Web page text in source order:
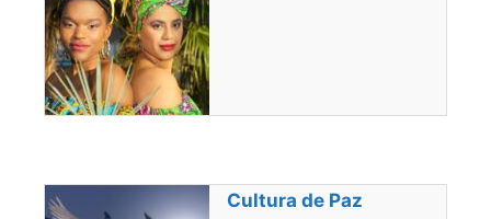
Cultura de Paz